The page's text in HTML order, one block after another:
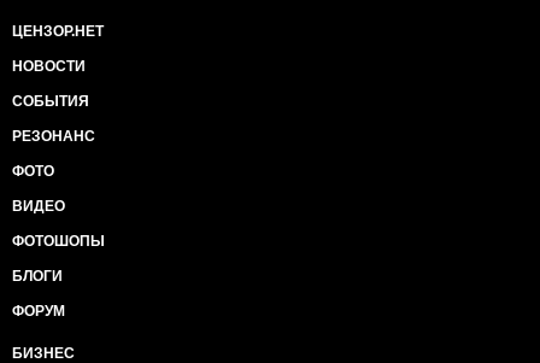
ЦЕНЗОР.НЕТ
НОВОСТИ
СОБЫТИЯ
РЕЗОНАНС
ФОТО
ВИДЕО
ФОТОШОПЫ
БЛОГИ
ФОРУМ
БИЗНЕС